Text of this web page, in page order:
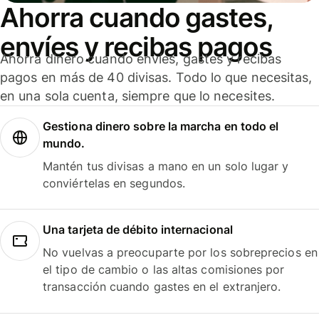
Ahorra cuando gastes,
envíes y recibas pagos
Ahorra dinero cuando envíes, gastes y recibas
pagos en más de 40 divisas. Todo lo que necesitas,
en una sola cuenta, siempre que lo necesites.
Gestiona dinero sobre la marcha en todo el
mundo.
Mantén tus divisas a mano en un solo lugar y
conviértelas en segundos.
Una tarjeta de débito internacional
No vuelvas a preocuparte por los sobreprecios en
el tipo de cambio o las altas comisiones por
transacción cuando gastes en el extranjero.